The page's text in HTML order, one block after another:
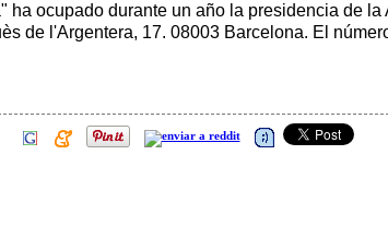
ocupado durante un año la presidencia de
de l'Argentera, 17. 08003 Barcelona. El